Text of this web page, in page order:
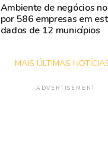
Ambiente de negócios
por 586 empresas em
dados de 12 municípios
MAIS ÚLTIMAS
ADVERTISEMENT